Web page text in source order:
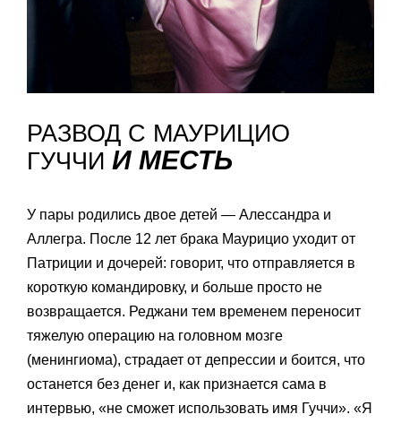
РАЗВОД С МАУРИЦИО
ГУЧЧИ И МЕСТЬ
У пары родились двое детей — Алессандра и
Аллегра. После 12 лет брака Маурицио уходит от
Патриции и дочерей: говорит, что отправляется в
короткую командировку, и больше просто не
возвращается. Реджани тем временем переносит
тяжелую операцию на головном мозге
(менингиома), страдает от депрессии и боится, что
останется без денег и, как признается сама в
интервью, «не сможет использовать имя Гуччи». «Я